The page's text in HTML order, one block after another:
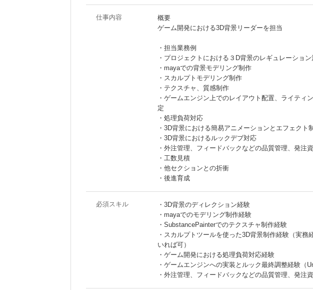
仕事内容
概要
ゲーム開発における3D背景リーダーを担当
・担当業務例
・プロジェクトにおける３D背景のレギュレーション
・mayaでの背景モデリング制作
・スカルプトモデリング制作
・テクスチャ、質感制作
・ゲームエンジン上でのレイアウト配置、ライティ
定
・処理負荷対応
・3D背景における簡易アニメーションとエフェクト
・3D背景におけるルックデブ対応
・外注管理、フィードバックなどの品質管理、発注
・工数見積
・他セクションとの折衝
・後進育成
必須スキル
・3D背景のディレクション経験
・mayaでのモデリング制作経験
・SubstancePainterでのテクスチャ制作経験
・スカルプトツールを使った3D背景制作経験（実
いれば可）
・ゲーム開発における処理負荷対応経験
・ゲームエンジンへの実装とルック最終調整経験（
・外注管理、フィードバックなどの品質管理、発注